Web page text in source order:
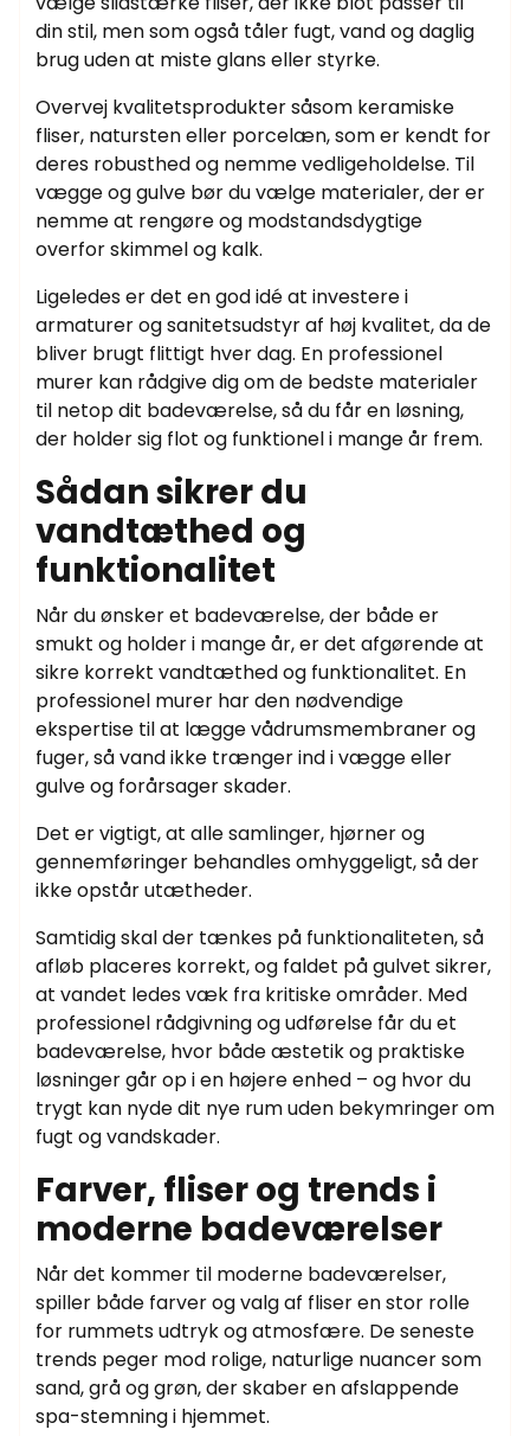
din stil, men som også tåler fugt, vand og daglig
brug uden at miste glans eller styrke.
Overvej kvalitetsprodukter såsom keramiske
fliser, natursten eller porcelæn, som er kendt for
deres robusthed og nemme vedligeholdelse. Til
vægge og gulve bør du vælge materialer, der er
nemme at rengøre og modstandsdygtige
overfor skimmel og kalk.
Ligeledes er det en god idé at investere i
armaturer og sanitetsudstyr af høj kvalitet, da de
bliver brugt flittigt hver dag. En professionel
murer kan rådgive dig om de bedste materialer
til netop dit badeværelse, så du får en løsning,
der holder sig flot og funktionel i mange år frem.
Sådan sikrer du
vandtæthed og
funktionalitet
Når du ønsker et badeværelse, der både er
smukt og holder i mange år, er det afgørende at
sikre korrekt vandtæthed og funktionalitet. En
professionel murer har den nødvendige
ekspertise til at lægge vådrumsmembraner og
fuger, så vand ikke trænger ind i vægge eller
gulve og forårsager skader.
Det er vigtigt, at alle samlinger, hjørner og
gennemføringer behandles omhyggeligt, så der
ikke opstår utætheder.
Samtidig skal der tænkes på funktionaliteten, så
afløb placeres korrekt, og faldet på gulvet sikrer,
at vandet ledes væk fra kritiske områder. Med
professionel rådgivning og udførelse får du et
badeværelse, hvor både æstetik og praktiske
løsninger går op i en højere enhed – og hvor du
trygt kan nyde dit nye rum uden bekymringer om
fugt og vandskader.
Farver, fliser og trends i
moderne badeværelser
Når det kommer til moderne badeværelser,
spiller både farver og valg af fliser en stor rolle
for rummets udtryk og atmosfære. De seneste
trends peger mod rolige, naturlige nuancer som
sand, grå og grøn, der skaber en afslappende
spa-stemning i hjemmet.